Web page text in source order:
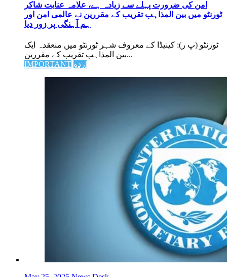
امن کی ضرورت پہلے سے زیادہ ہے، علامہ عنایت شاکر
ٹورنٹو میں بین المذاہب تقریب کے مقررین نے عالمی امن اور
ہم آہنگی پر زور دیا
ٹورنٹو (پ ر): کینیڈا کے معروف شہر ٹورنٹو میں منعقدہ ایک
بین المذاہب تقریب کے مقررین...
IMPORTANT اردو